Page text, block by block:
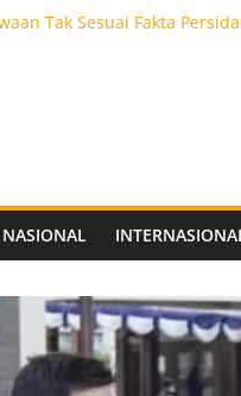
Tak Sesuai Fakta
Stadion Berkapasitas 10
UNAIR Mulai Perjuangan di
Matangkan Keamanan
NASIONAL